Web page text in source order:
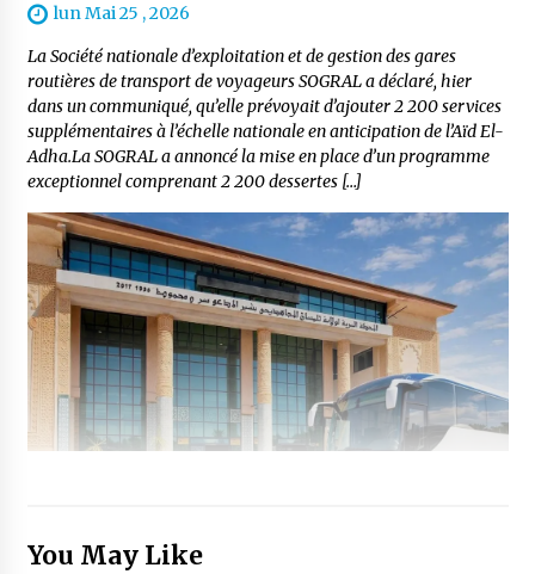
lun Mai 25 , 2026
La Société nationale d’exploitation et de gestion des gares
routières de transport de voyageurs SOGRAL a déclaré, hier
dans un communiqué, qu’elle prévoyait d’ajouter 2 200 services
supplémentaires à l’échelle nationale en anticipation de l’Aïd El-
Adha.La SOGRAL a annoncé la mise en place d’un programme
exceptionnel comprenant 2 200 dessertes […]
You May Like